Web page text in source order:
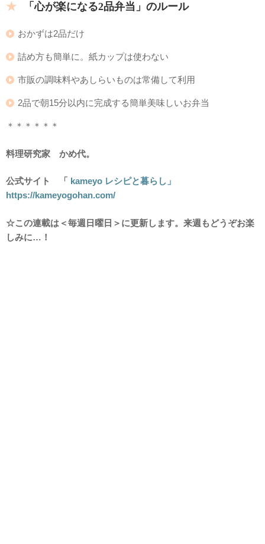
「心が楽になる2品弁当」のルール
おかずは2品だけ
詰め方も簡単に。紙カップは使わない
市販の調味料やあしらいものは常備して利用
2品で朝15分以内に完成する簡単美味しいお弁当
＊＊＊＊＊＊
料理研究家 かめ代。
公式サイト 「 kameyo レシピと暮らし」
https://kameyogohan.com/
☆この連載は＜毎週日曜日＞に更新します。来週もどうぞお楽
しみに…！